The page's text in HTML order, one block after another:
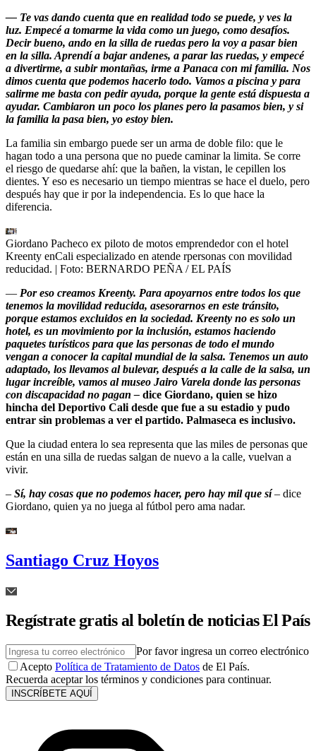
— Te vas dando cuenta que en realidad todo se puede, y ves la
luz. Empecé a tomarme la vida como un juego, como desafíos.
Decir bueno, ando en la silla de ruedas pero la voy a pasar bien
en la silla. Aprendí a bajar andenes, a parar las ruedas, y empecé
a divertirme, a subir montañas, irme a Panaca con mi familia. Nos
dimos cuenta que podemos hacerlo todo. Vamos a piscina y para
salirme me basta con pedir ayuda, porque la gente está dispuesta a
ayudar. Cambiaron un poco los planes pero la pasamos bien, y si
la familia la pasa bien, yo estoy bien.
La familia sin embargo puede ser un arma de doble filo: que le
hagan todo a una persona que no puede caminar la limita. Se corre
el riesgo de quedarse ahí: que la bañen, la vistan, le cepillen los
dientes. Y eso es necesario un tiempo mientras se hace el duelo, pero
después hay que ir por la independencia. Es lo que hace la
diferencia.
Giordano Pacheco ex piloto de motos emprendedor con el hotel
Kreenty enCali especializado en atende rpersonas con movilidad
reducidad. | Foto: BERNARDO PEÑA / EL PAÍS
— Por eso creamos Kreenty. Para apoyarnos entre todos los que
tenemos la movilidad reducida, asesorarnos en este tránsito,
porque estamos excluidos en la sociedad. Kreenty no es solo un
hotel, es un movimiento por la inclusión, estamos haciendo
paquetes turísticos para que las personas de todo el mundo
vengan a conocer la capital mundial de la salsa. Tenemos un auto
adaptado, los llevamos al bulevar, después a la calle de la salsa, un
lugar increíble, vamos al museo Jairo Varela donde las personas
con discapacidad no pagan – dice Giordano, quien se hizo
hincha del Deportivo Cali desde que fue a su estadio y pudo
entrar sin problemas a ver el partido. Palmaseca es inclusivo.
Que la ciudad entera lo sea representa que las miles de personas que
están en una silla de ruedas salgan de nuevo a la calle, vuelvan a
vivir.
– Sí, hay cosas que no podemos hacer, pero hay mil que sí– dice
Giordano, quien ya no juega al fútbol pero ama nadar.
Santiago Cruz Hoyos
Regístrate gratis al boletín de noticias El País
Por favor ingresa un correo electrónico
Acepto Política de Tratamiento de Datos de El País.
Recuerda aceptar los términos y condiciones para continuar.
INSCRÍBETE AQUÍ